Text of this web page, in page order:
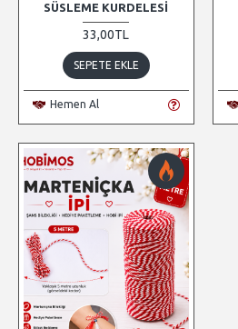
SÜSLEME KURDELESI
33,00TL
SEPETE EKLE
Hemen Al